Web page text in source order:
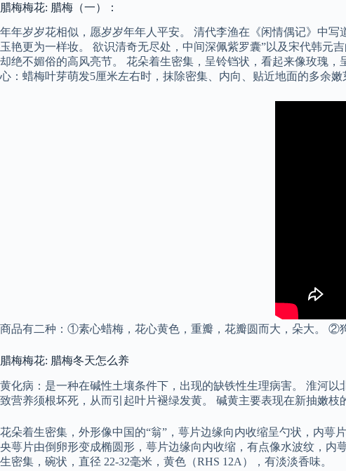
腊梅梅花: 腊梅（一）：
年年岁岁花相似，愿岁岁年年人平安。 清代李渔在《闲情偶记》中
玉艳更为一样妆。 欲识清奇无尽处，中间深佩紫罗囊”以及宋代韩元
却绝不媚俗的高风亮节。 花朵着生密集，呈铃铛状，看起来像玫瑰
心：蜡梅叶芽萌发5厘米左右时，抹除密集、内向、贴近地面的多余嫩
商品有二种：①素心蜡梅，花心黄色，重瓣，花瓣圆而大，朵大。 ②
腊梅梅花: 腊梅冬天怎么养
黄化病：是一种在碱性土壤条件下，出现的缺铁性生理病害。 淮河
致营养须根坏死，从而引起叶片褪绿发黄。 碱黄主要表现在新抽嫩
花朵着生密集，外形像中国的“翁”，萼片边缘向内收缩呈勺状，内萼
央萼片由倒卵形变成椭圆形，萼片边缘向内收缩，有点像水波纹，
生密集，碗状，直径 22-32毫米，黄色（RHS 12A），有淡淡香味。